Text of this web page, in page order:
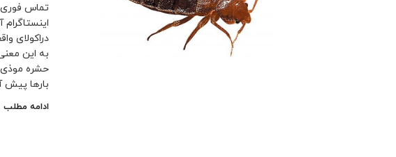
دراکولای
به این
حشره موذی
بارها
ادامه مطلب